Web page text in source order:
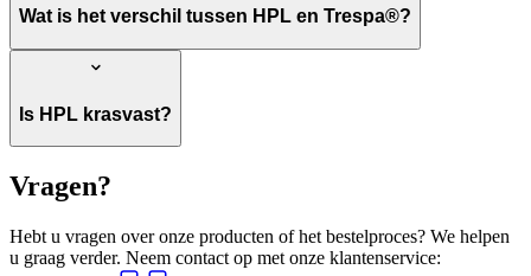
Wat is het verschil tussen HPL en Trespa®?
Is HPL krasvast?
Vragen?
Hebt u vragen over onze producten of het bestelproces? We helpen
u graag verder. Neem contact op met onze klantenservice: